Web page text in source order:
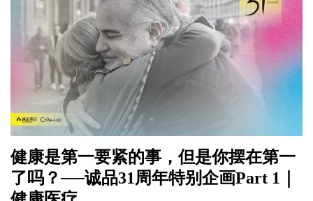
健康是第一要紧的事，但是你摆在第一
了吗？──诚品31周年特别企画Part 1｜